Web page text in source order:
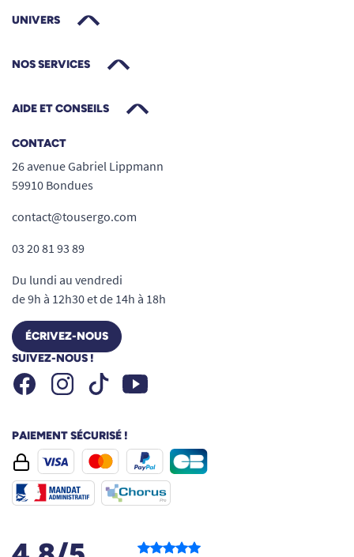
UNIVERS
NOS SERVICES
AIDE ET CONSEILS
CONTACT
26 avenue Gabriel Lippmann
59910 Bondues
contact@tousergo.com
03 20 81 93 89
Du lundi au vendredi
de 9h à 12h30 et de 14h à 18h
ÉCRIVEZ-NOUS
SUIVEZ-NOUS !
FacebookInstagramTiktok Youtube
PAIEMENT SÉCURISÉ !